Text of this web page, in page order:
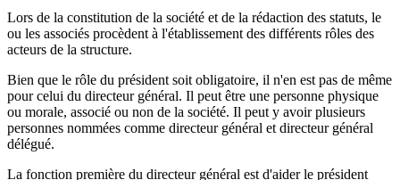
Lors de la constitution de la société et de la rédaction des statuts, le
ou les associés procèdent à l'établissement des différents rôles des
acteurs de la structure.
Bien que le rôle du président soit obligatoire, il n'en est pas de même
pour celui du directeur général. Il peut être une personne physique
ou morale, associé ou non de la société. Il peut y avoir plusieurs
personnes nommées comme directeur général et directeur général
délégué.
La fonction première du directeur général est d'aider le président